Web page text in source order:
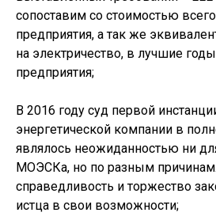
сопоставим со стоимостью
предприятия, а так же
на электричество, в лучшие
предприятия;
В 2016 году суд первой
энергетической компании в
являлось неожиданностью ни
МОЭСКа, но по разным
справедливость и торжество
истца в свои возможности;